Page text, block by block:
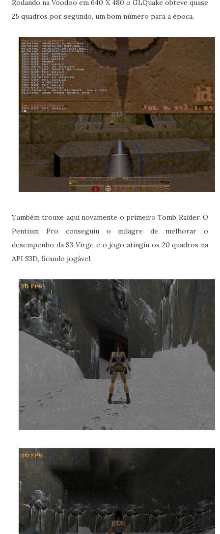
Rodando na Voodoo em 640 X 480 o GLQuake obteve quase
25 quadros por segundo, um bom número para a época.
Também trouxe aqui novamente o primeiro Tomb Raider. O
Pentium Pro conseguiu o milagre de melhorar o
desempenho da S3 Virge e o jogo atingiu os 20 quadros na
API S3D, ficando jogável.